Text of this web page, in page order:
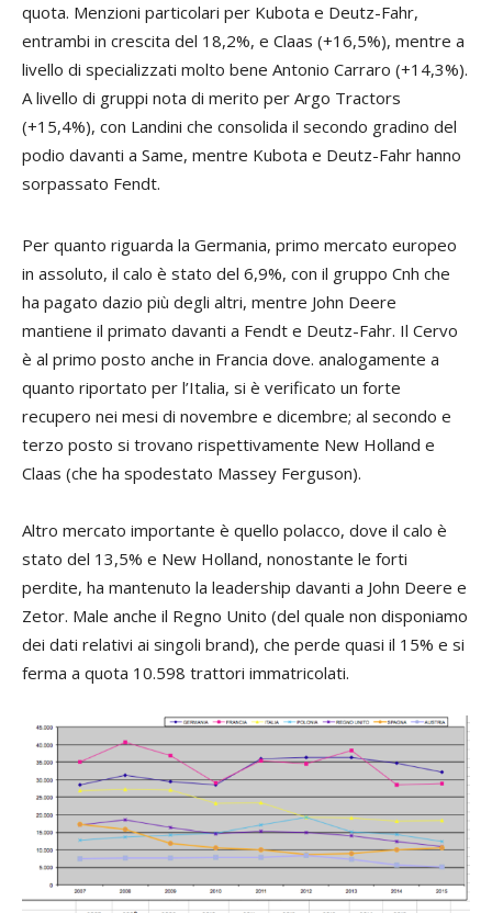
quota. Menzioni particolari per Kubota e Deutz-Fahr,
entrambi in crescita del 18,2%, e Claas (+16,5%), mentre a
livello di specializzati molto bene Antonio Carraro (+14,3%).
A livello di gruppi nota di merito per Argo Tractors
(+15,4%), con Landini che consolida il secondo gradino del
podio davanti a Same, mentre Kubota e Deutz-Fahr hanno
sorpassato Fendt.
Per quanto riguarda la Germania, primo mercato europeo
in assoluto, il calo è stato del 6,9%, con il gruppo Cnh che
ha pagato dazio più degli altri, mentre John Deere
mantiene il primato davanti a Fendt e Deutz-Fahr. Il Cervo
è al primo posto anche in Francia dove. analogamente a
quanto riportato per l’Italia, si è verificato un forte
recupero nei mesi di novembre e dicembre; al secondo e
terzo posto si trovano rispettivamente New Holland e
Claas (che ha spodestato Massey Ferguson).
Altro mercato importante è quello polacco, dove il calo è
stato del 13,5% e New Holland, nonostante le forti
perdite, ha mantenuto la leadership davanti a John Deere e
Zetor. Male anche il Regno Unito (del quale non disponiamo
dei dati relativi ai singoli brand), che perde quasi il 15% e si
ferma a quota 10.598 trattori immatricolati.